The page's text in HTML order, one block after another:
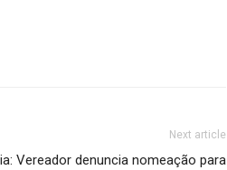
Next article
Vereador denuncia nomeação para